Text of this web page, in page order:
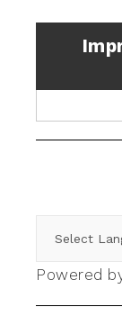
Powered